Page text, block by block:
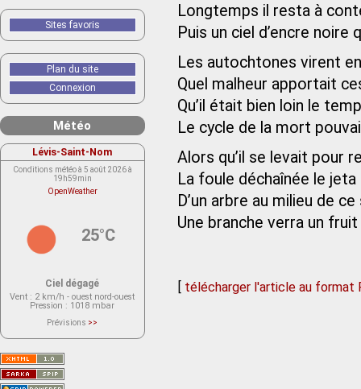
Longtemps il resta à
Puis un ciel d’encre
Les autochtones virent
Quel malheur apportait
Qu’il était bien loin le
Le cycle de la mort
Alors qu’il se levait pour
La foule déchaînée le
D’un arbre au milieu de
Une branche verra un
[ télécharger l'article au format
Sites favoris
Plan du site
Connexion
Météo
Lévis-Saint-Nom
Conditions météo à 5 août 2026 à
19h59min
OpenWeather
25°C
Ciel dégagé
Vent : 2 km/h - ouest nord-ouest
Pression : 1018 mbar
Prévisions >>
actuellement aucune prévision
Saint-Nom.
Veuillez consulter le message du
service ci-dessous.
(401 - Invalid API key. Please see